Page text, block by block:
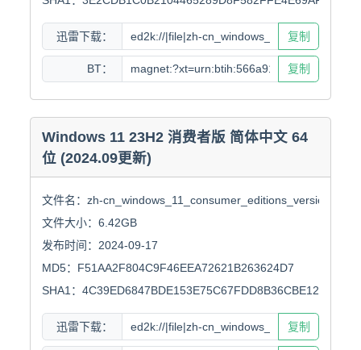
迅雷下载： 复制
BT： 复制
Windows 11 23H2 消费者版 简体中文 64
位 (2024.09更新)
文件名：zh-
文件大小：6.42GB
发布时间：2024-09-17
MD5：F51AA2F804C9F46EEA72621B263624D7
SHA1：4C39ED6847BDE153E75C67FDD8B36CBE12969A2E
迅雷下载： 复制